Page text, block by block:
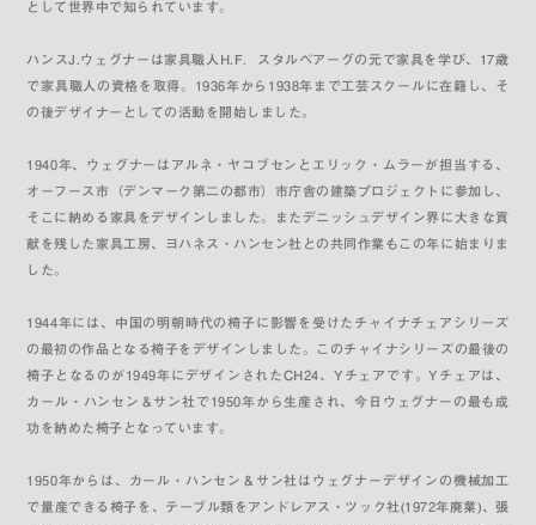
として世界中で知られています。
ハンスJ.ウェグナーは家具職人H.F．スタルベアーグの元で家具を学び、17歳
で家具職人の資格を取得。1936年から1938年まで工芸スクールに在籍し、そ
の後デザイナーとしての活動を開始しました。
1940年、ウェグナーはアルネ・ヤコブセンとエリック・ムラーが担当する、
オーフース市（デンマーク第二の都市）市庁舎の建築プロジェクトに参加し、
そこに納める家具をデザインしました。またデニッシュデザイン界に大きな貢
献を残した家具工房、ヨハネス・ハンセン社との共同作業もこの年に始まりま
した。
1944年には、中国の明朝時代の椅子に影響を受けたチャイナチェアシリーズ
の最初の作品となる椅子をデザインしました。このチャイナシリーズの最後の
椅子となるのが1949年にデザインされたCH24、Yチェアです。Yチェアは、
カール・ハンセン＆サン社で1950年から生産され、今日ウェグナーの最も成
功を納めた椅子となっています。
1950年からは、カール・ハンセン＆サン社はウェグナーデザインの機械加工
で量産できる椅子を、テーブル類をアンドレアス・ツック社(1972年廃業)、張